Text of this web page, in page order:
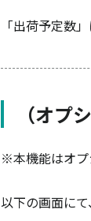
「出荷予定数
（オプ
※本機能はオプ
以下の画面に